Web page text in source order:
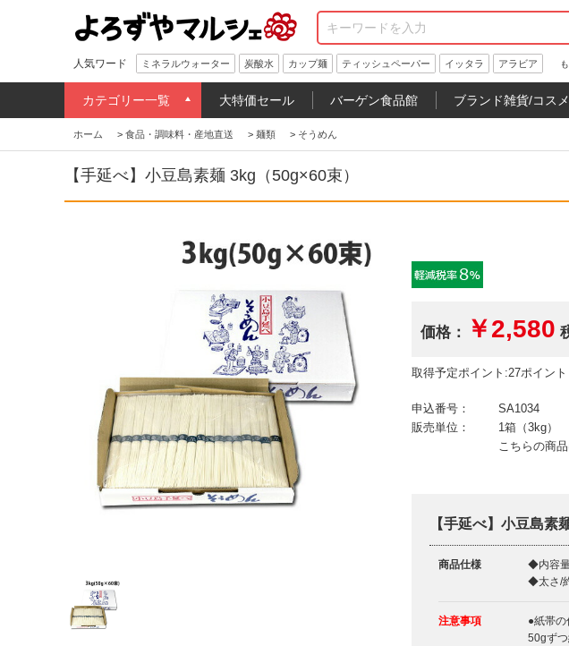
人気ワード ミネラルウォーター 炭酸水 カップ麺 ティッシュペーパー イッタラ アラビア
カテゴリー一覧 大特価セール バーゲン食品館 ブランド雑貨/コスメ
ホーム > 食品・調味料・産地直送 > 麺類 > そうめん
【手延べ】小豆島素麺 3kg（50g×60束）
価格： ￥2,580
取得予定ポイント:27ポイント
申込番号：
SA1034
販売単位：
1箱（3kg）
こちらの商
【手延べ】小豆島素
商品仕様
◆内容
◆太さ/
注意事項
●紙帯の
50gず